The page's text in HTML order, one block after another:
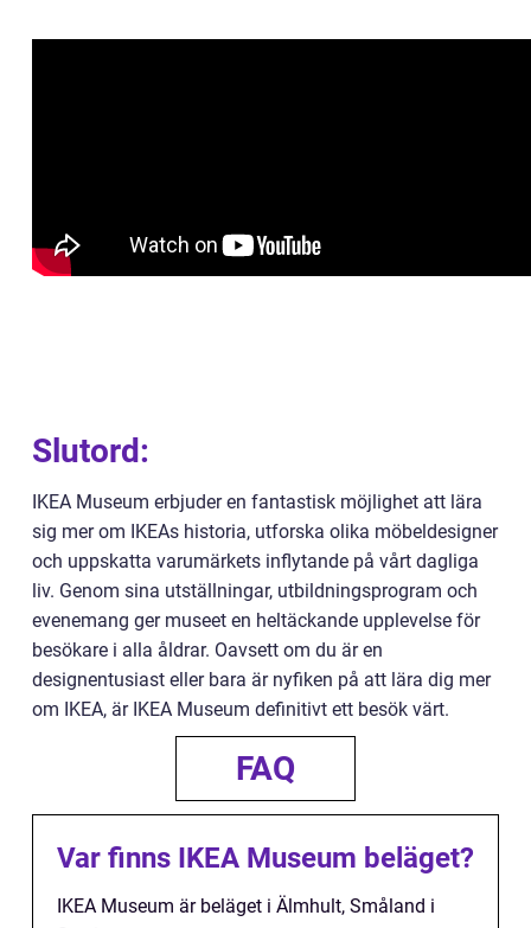
Slutord:
IKEA Museum erbjuder en fantastisk möjlighet att lära
sig mer om IKEAs historia, utforska olika möbeldesigner
och uppskatta varumärkets inflytande på vårt dagliga
liv. Genom sina utställningar, utbildningsprogram och
evenemang ger museet en heltäckande upplevelse för
besökare i alla åldrar. Oavsett om du är en
designentusiast eller bara är nyfiken på att lära dig mer
om IKEA, är IKEA Museum definitivt ett besök värt.
FAQ
Var finns IKEA Museum beläget?
IKEA Museum är beläget i Älmhult, Småland i